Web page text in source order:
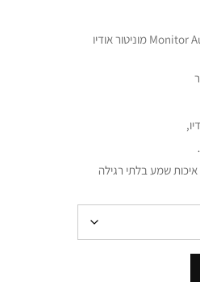
שמע בלתי רגילה